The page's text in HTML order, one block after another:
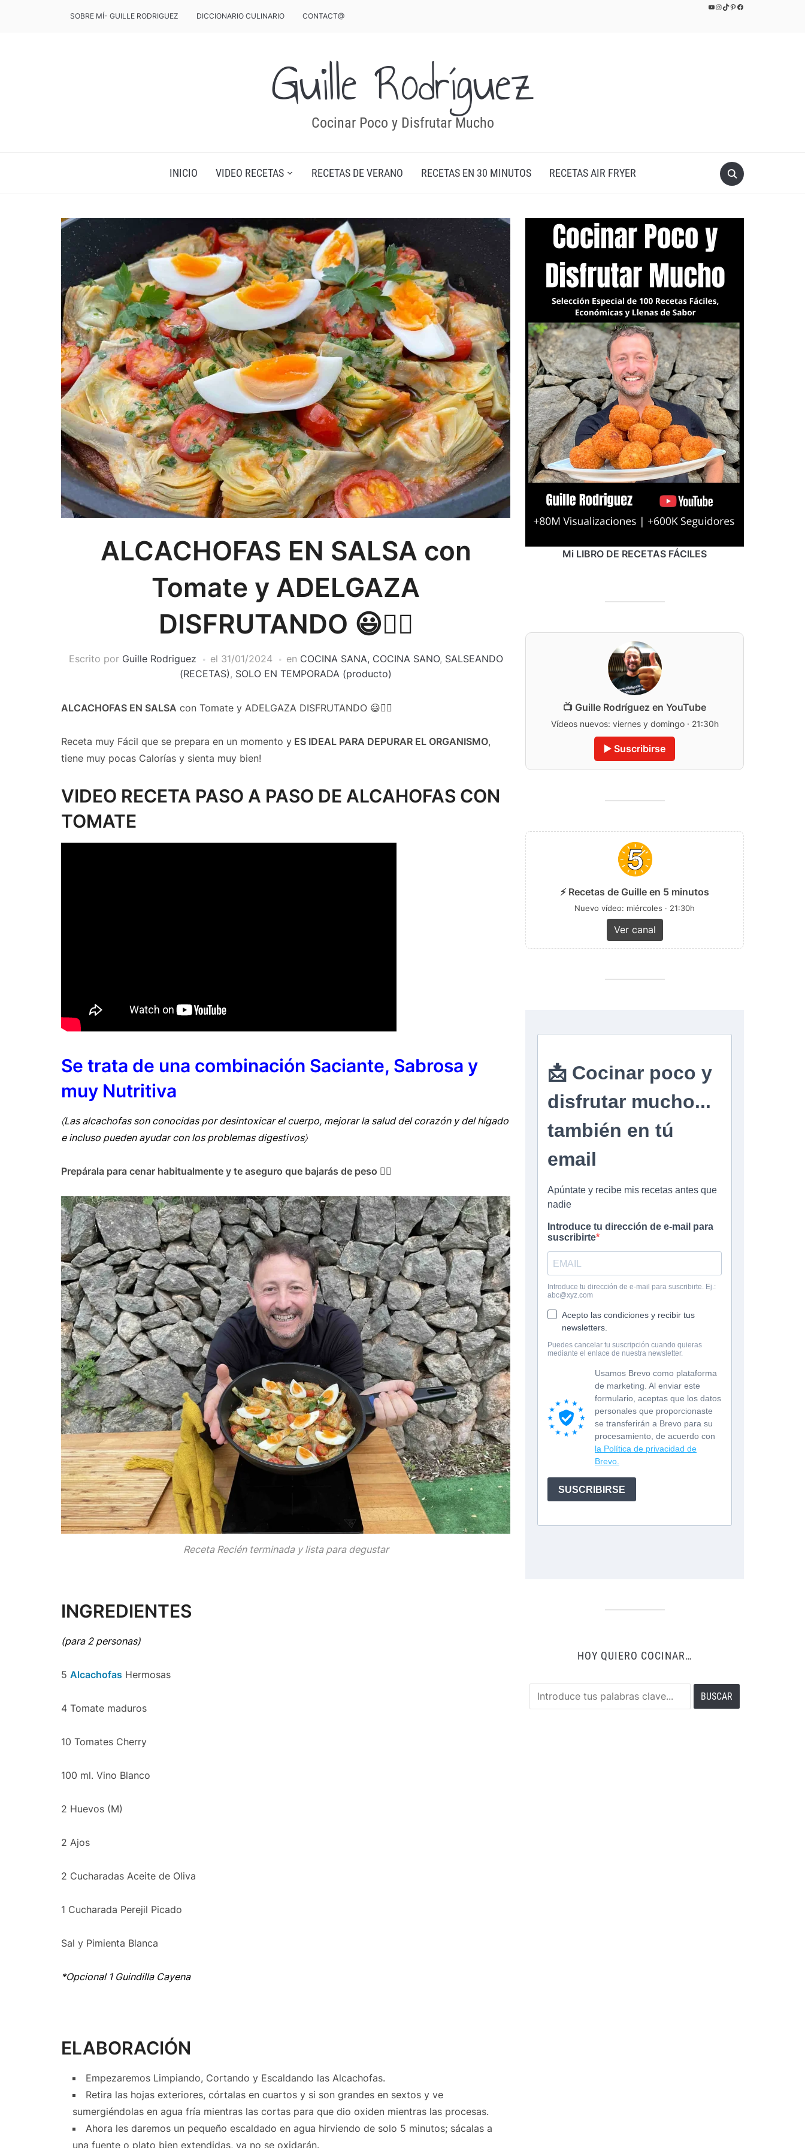
YouTube
Instagram
TikTok
Pinterest
Facebook
SOBRE MÍ- GUILLE RODRIGUEZ DICCIONARIO CULINARIO CONTACT@
Guille Rodríguez
Cocinar Poco y Disfrutar Mucho
INICIO VIDEO RECETAS RECETAS DE VERANO RECETAS EN 30 MINUTOS RECETAS AIR FRYER
ALCACHOFAS EN SALSA con
Tomate y ADELGAZA
DISFRUTANDO 😃👍🏻
Escrito por Guille Rodriguez el 31/01/2024 en COCINA SANA, COCINA SANO, SALSEANDO
(RECETAS), SOLO EN TEMPORADA (producto)
ALCACHOFAS EN SALSA con Tomate y ADELGAZA DISFRUTANDO 😃👍🏻
Receta muy Fácil que se prepara en un momento y ES IDEAL PARA DEPURAR EL ORGANISMO,
tiene muy pocas Calorías y sienta muy bien!
VIDEO RECETA PASO A PASO DE ALCAHOFAS CON
TOMATE
Se trata de una combinación Saciante, Sabrosa y
muy Nutritiva
〈Las alcachofas son conocidas por desintoxicar el cuerpo, mejorar la salud del corazón y del hígado
e incluso pueden ayudar con los problemas digestivos〉
Prepárala para cenar habitualmente y te aseguro que bajarás de peso 👍🏻
Receta Recién terminada y lista para degustar
INGREDIENTES
(para 2 personas)
5 Alcachofas Hermosas
4 Tomate maduros
10 Tomates Cherry
100 ml. Vino Blanco
2 Huevos (M)
2 Ajos
2 Cucharadas Aceite de Oliva
1 Cucharada Perejil Picado
Sal y Pimienta Blanca
*Opcional 1 Guindilla Cayena
ELABORACIÓN
Empezaremos Limpiando, Cortando y Escaldando las Alcachofas.
Retira las hojas exteriores, córtalas en cuartos y si son grandes en sextos y ve
sumergiéndolas en agua fría mientras las cortas para que dio oxiden mientras las procesas.
Ahora les daremos un pequeño escaldado en agua hirviendo de solo 5 minutos; sácalas a
una fuente o plato bien extendidas, ya no se oxidarán.
Mi LIBRO DE RECETAS FÁCILES
📺 Guille Rodríguez en YouTube
Vídeos nuevos: viernes y domingo · 21:30h
▶️ Suscribirse
⚡ Recetas de Guille en 5 minutos
Nuevo vídeo: miércoles · 21:30h
Ver canal
HOY QUIERO COCINAR…